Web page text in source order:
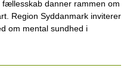
danner rammen om
Region Syddanmark inviterer
om mental sundhed i